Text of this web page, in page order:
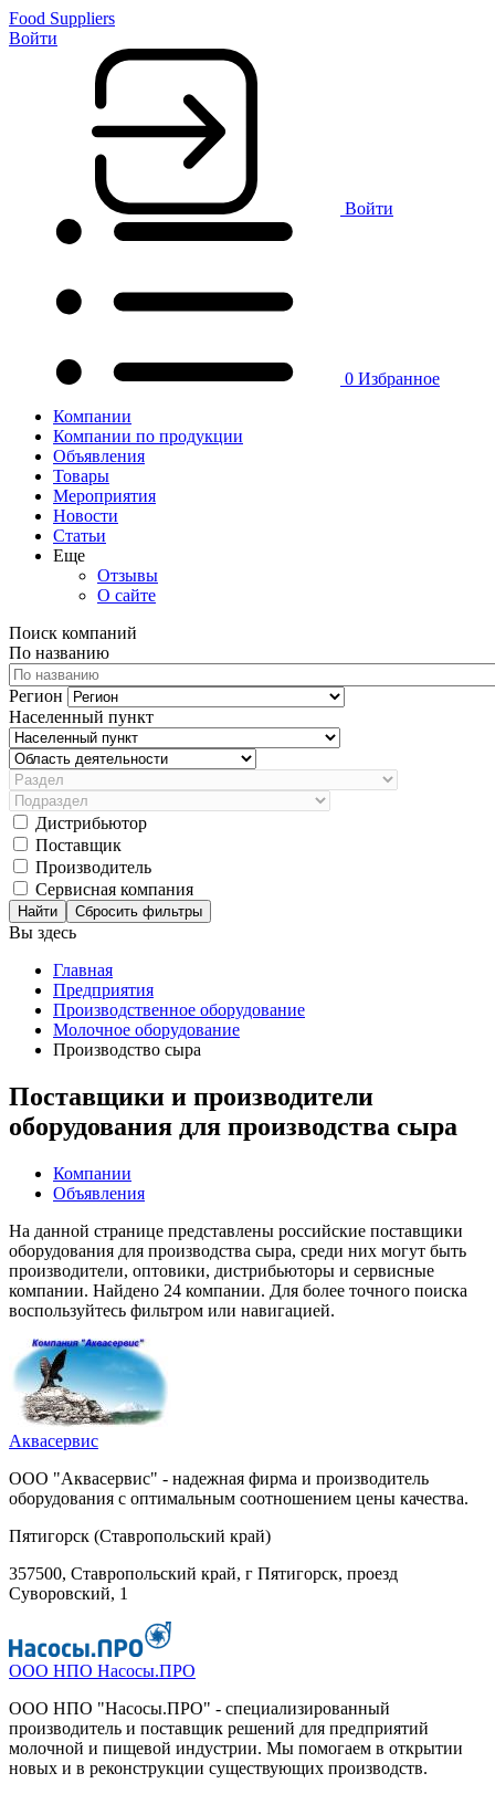
Food Suppliers
Войти
Войти
0 Избранное
Компании
Компании по продукции
Объявления
Товары
Мероприятия
Новости
Статьи
Еще
Отзывы
О сайте
Поиск компаний
По названию
Регион
Населенный пункт
Дистрибьютор
Поставщик
Производитель
Сервисная компания
Сбросить фильтры
Вы здесь
Главная
Предприятия
Производственное оборудование
Молочное оборудование
Производство сыра
Поставщики и производители
оборудования для производства сыра
Компании
Объявления
На данной странице представлены российские поставщики
оборудования для производства сыра, среди них могут быть
производители, оптовики, дистрибьюторы и сервисные
компании. Найдено 24 компании. Для более точного поиска
воспользуйтесь фильтром или навигацией.
Аквасервис
ООО "Аквасервис" - надежная фирма и производитель
оборудования с оптимальным соотношением цены качества.
Пятигорск (Ставропольский край)
357500, Ставропольский край, г Пятигорск, проезд
Суворовский, 1
ООО НПО Насосы.ПРО
ООО НПО "Насосы.ПРО" - специализированный
производитель и поставщик решений для предприятий
молочной и пищевой индустрии. Мы помогаем в открытии
новых и в реконструкции существующих производств.